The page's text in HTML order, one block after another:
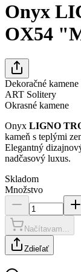
Onyx
OX54
Dekoračné kamene
ART Solitery
Okrasné kamene
Onyx LIGNO
kameň s teplými
Elegantný
nadčasový luxus.
Skladom
Množstvo
Načítavam...
Zdieľať